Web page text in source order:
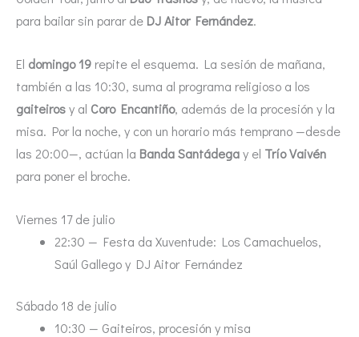
para bailar sin parar de DJ Aitor Fernández.
El domingo 19 repite el esquema. La sesión de mañana,
también a las 10:30, suma al programa religioso a los
gaiteirosy al Coro Encantiño, además de la procesión y la
misa. Por la noche, y con un horario más temprano —desde
las 20:00—, actúan la Banda Santádegay el Trío Vaivén
para poner el broche.
Viernes 17 de julio
22:30 — Festa da Xuventude: Los Camachuelos,
Saúl Gallego y DJ Aitor Fernández
Sábado 18 de julio
10:30 — Gaiteiros, procesión y misa